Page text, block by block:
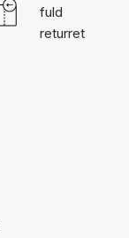
fuld
returret